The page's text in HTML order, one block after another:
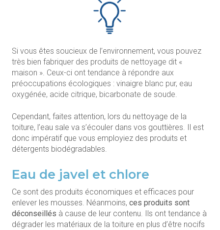
Si vous êtes soucieux de l’environnement, vous pouvez
très bien fabriquer des produits de nettoyage dit «
maison ». Ceux-ci ont tendance à répondre aux
préoccupations écologiques : vinaigre blanc pur, eau
oxygénée, acide citrique, bicarbonate de soude.
Cependant, faites attention, lors du nettoyage de la
toiture, l’eau sale va s’écouler dans vos gouttières. Il est
donc impératif que vous employiez des produits et
détergents biodégradables.
Eau de javel et chlore
Ce sont des produits économiques et efficaces pour
enlever les mousses. Néanmoins, ces produits sont
déconseillés à cause de leur contenu. Ils ont tendance à
dégrader les matériaux de la toiture en plus d’être nocifs